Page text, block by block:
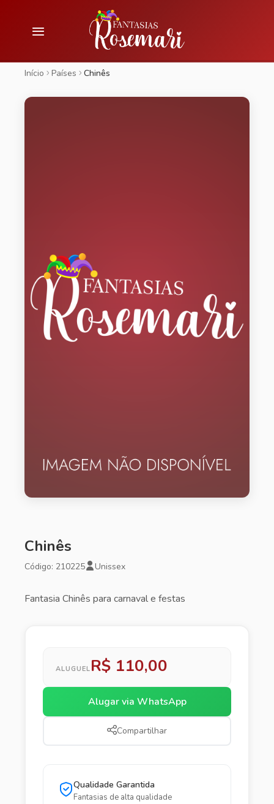
Início Países Chinês
Chinês
Código: 210225 Unissex
Fantasia Chinês para carnaval e festas
ALUGUEL R$ 110,00
Alugar via WhatsApp
Compartilhar
Qualidade Garantida
Fantasias de alta qualidade